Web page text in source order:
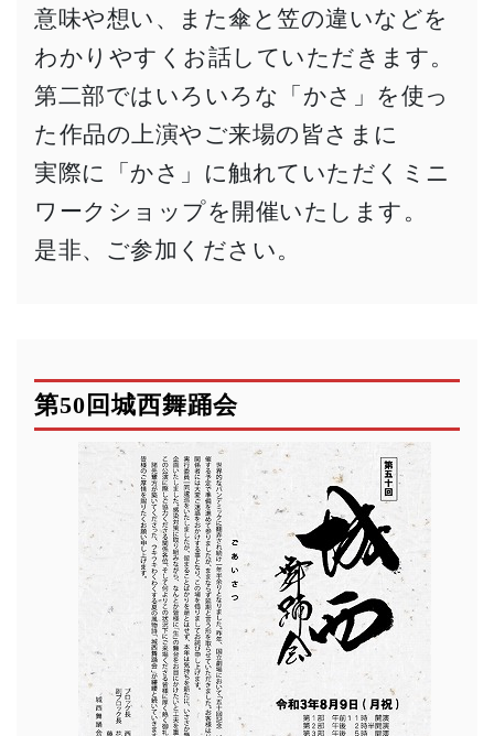
意味や想い、また傘と笠の違いなどを
わかりやすくお話していただきます。
第二部ではいろいろな「かさ」を使っ
た作品の上演やご来場の皆さまに
実際に「かさ」に触れていただくミニ
ワークショップを開催いたします。
是非、ご参加ください。
第50回城西舞踊会